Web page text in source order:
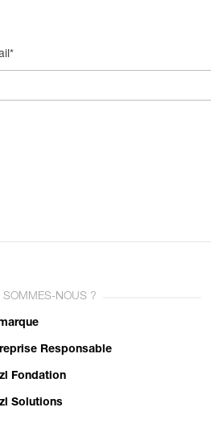
SOMMES-NOUS ?
Responsable
Fondation
Solutions